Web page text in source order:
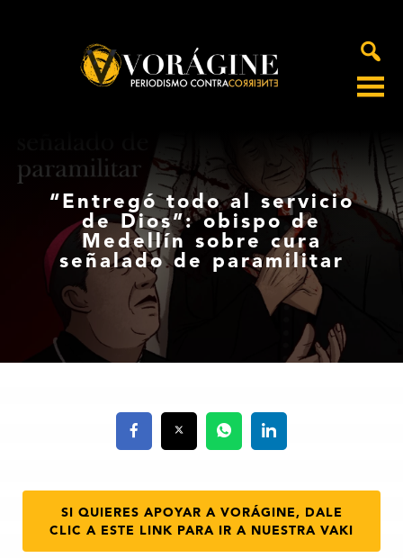
“Entregó todo al servicio
de Dios”: obispo de
Medellín sobre cura
señalado de paramilitar
SI QUIERES APOYAR A VORÁGINE, DALE
CLIC A ESTE LINK PARA IR A NUESTRA VAKI